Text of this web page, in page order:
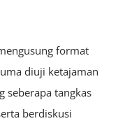
format
diuji ketajaman
seberapa tangkas
berdiskusi